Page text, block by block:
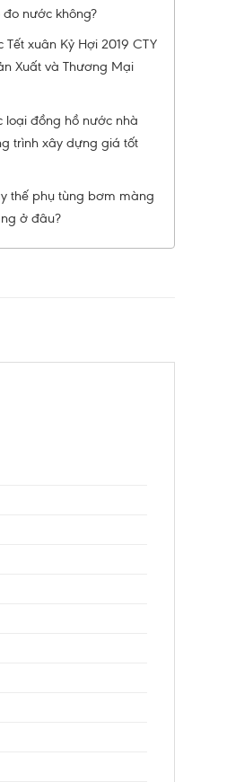
nước không?
Tết xuân Kỷ Hợi 2019 CTY
Xuất và Thương Mại
loại đồng hồ nước nhà
trình xây dựng giá tốt
thế phụ tùng bơm màng
ở đâu?